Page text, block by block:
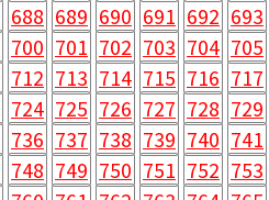
688 689 690 691 692 693
700 701 702 703 704 705
712 713 714 715 716 717
724 725 726 727 728 729
736 737 738 739 740 741
748 749 750 751 752 753